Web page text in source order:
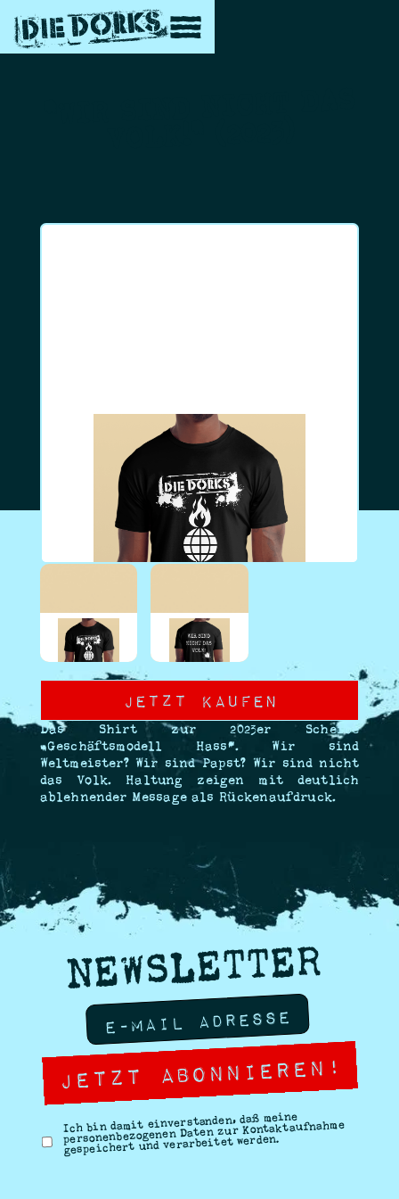
Jetzt Kaufen
Das Shirt zur 2023er Scheibe
„Geschäftsmodell Hass“. Wir sind
Weltmeister? Wir sind Papst? Wir sind nicht
das Volk. Haltung zeigen mit deutlich
ablehnender Message als Rückenaufdruck.
NEWSLETTER
Ich bin damit einverstanden, daß meine
personenbezogenen Daten zur Kontaktaufnahme
gespeichert und verarbeitet werden.